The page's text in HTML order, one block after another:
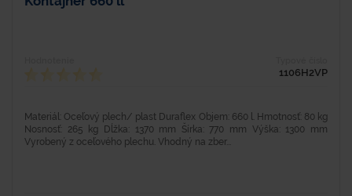
1106H2VP
Materiál: Oceľový plech/ plast Duraflex Objem: 660 l. Hmotnosť: 80 kg
Nosnosť: 265 kg Dĺžka: 1370 mm Šírka: 770 mm Výška: 1300 mm
Vyrobený z oceľového plechu. Vhodný na zber...